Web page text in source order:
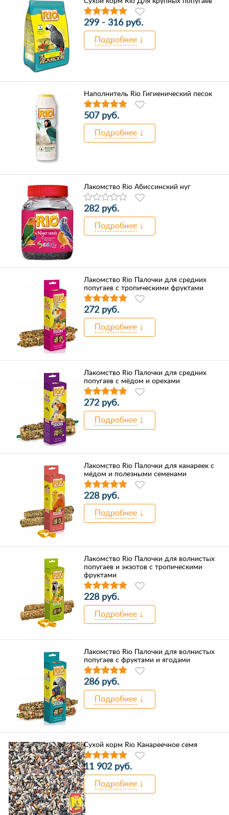
299 - 316 руб.
Подробнее
Наполнитель Rio Гигиенический песок
507 руб.
Подробнее
Лакомство Rio Абиссинский нуг
282 руб.
Подробнее
Лакомство Rio Палочки для средних
попугаев с тропическими фруктами
272 руб.
Подробнее
Лакомство Rio Палочки для средних
попугаев с мёдом и орехами
272 руб.
Подробнее
Лакомство Rio Палочки для канареек с
мёдом и полезными семенами
228 руб.
Подробнее
Лакомство Rio Палочки для волнистых
попугаев и экзотов с тропическими
фруктами
228 руб.
Подробнее
Лакомство Rio Палочки для волнистых
попугаев с фруктами и ягодами
286 руб.
Подробнее
Сухой корм Rio Канареечное семя
11 902 руб.
Подробнее